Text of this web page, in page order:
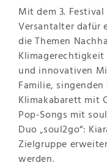
Mit dem 3. Festival
Versantalter dafür
die Themen
und innovativen
Familie,
Klimakabarett mit
Pop-Songs mit
Duo „soul2go“:
Zielgruppe
werden.